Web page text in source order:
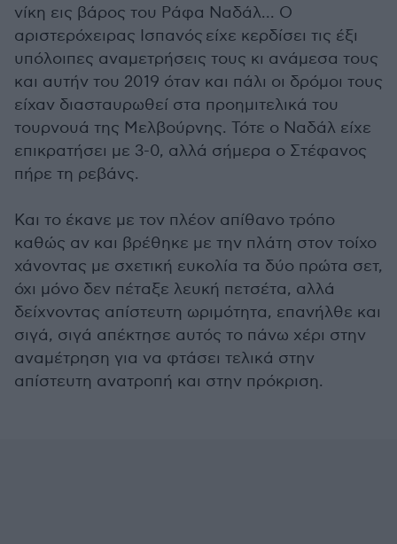
νίκη εις βάρος του Ράφα Ναδάλ... Ο
αριστερόχειρας Ισπανός είχε κερδίσει τις έξι
υπόλοιπες αναμετρήσεις τους κι ανάμεσα τους
και αυτήν του 2019 όταν και πάλι οι δρόμοι τους
είχαν διασταυρωθεί στα προημιτελικά του
τουρνουά της Μελβούρνης. Τότε ο Ναδάλ είχε
επικρατήσει με 3-0, αλλά σήμερα ο Στέφανος
πήρε τη ρεβάνς.
Και το έκανε με τον πλέον απίθανο τρόπο
καθώς αν και βρέθηκε με την πλάτη στον τοίχο
χάνοντας με σχετική ευκολία τα δύο πρώτα σετ,
όχι μόνο δεν πέταξε λευκή πετσέτα, αλλά
δείχνοντας απίστευτη ωριμότητα, επανήλθε και
σιγά, σιγά απέκτησε αυτός το πάνω χέρι στην
αναμέτρηση για να φτάσει τελικά στην
απίστευτη ανατροπή και στην πρόκριση.